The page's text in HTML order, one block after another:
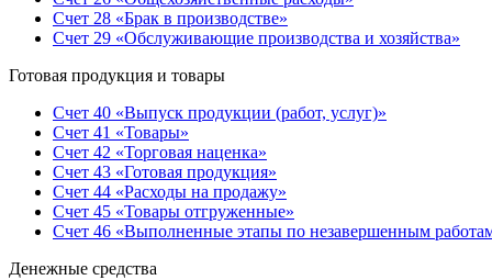
Счет 28 «Брак в производстве»
Счет 29 «Обслуживающие производства и хозяйства»
Готовая продукция и товары
Счет 40 «Выпуск продукции (работ, услуг)»
Счет 41 «Товары»
Счет 42 «Торговая наценка»
Счет 43 «Готовая продукция»
Счет 44 «Расходы на продажу»
Счет 45 «Товары отгруженные»
Счет 46 «Выполненные этапы по незавершенным
Денежные средства